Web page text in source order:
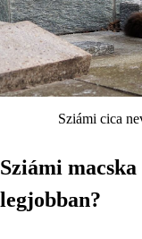
Sziámi cica
Sziámi
legjobban?